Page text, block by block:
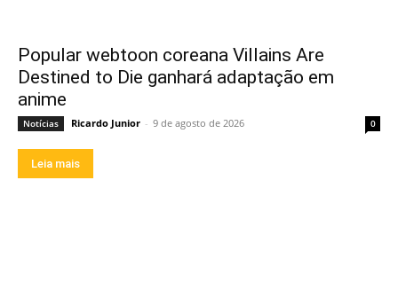
Popular webtoon coreana Villains Are
Destined to Die ganhará adaptação em
anime
Notícias Ricardo Junior - 9 de agosto de 2026 0
Leia mais